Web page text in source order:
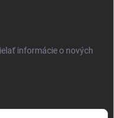
informácie o nových